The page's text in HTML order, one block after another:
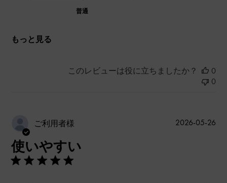
普通
もっと見る
このレビューは役に立ちましたか？
0
0
ご利用者様
使いやすい
公
2026-05-26